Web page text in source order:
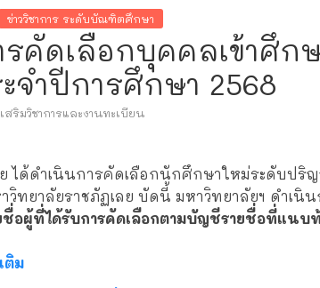
ข่าววิชาการ ระดับบัณฑิตศึกษา
คัดเลือกบุคคลเข้าศึก
ำปีการศึกษา 2568
สริมวิชาการและงานทะเบียน
ได้ดำเนินการคัดเลือกนักศึกษาใหม่ระดับปริ
วิทยาลัยราชภัฏเลย บัดนี้ มหาวิทยาลัยฯ ดำเนิ
ชื่อผู้ที่ได้รับการคัดเลือกตามบัญชีรายชื่อที่แนบ
ติม